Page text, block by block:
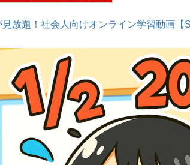
放題！社会人向けオンライン学習動画【